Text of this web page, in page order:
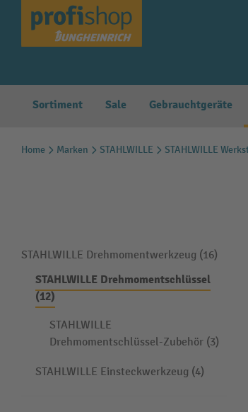
Zur Hauptnavigation springen
Sortiment Sale Gebrauchtgeräte
Home Marken STAHLWILLE STAHLWILLE
STAHLWILLE Drehmomentwerkzeug (16)
STAHLWILLE Drehmomentschlüssel
(12)
STAHLWILLE
Drehmomentschlüssel-Zubehör (3)
STAHLWILLE Einsteckwerkzeug (4)